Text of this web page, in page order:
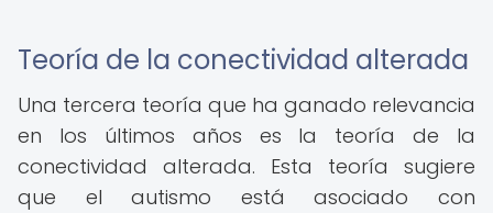
Teoría de la conectividad alterada
Una tercera teoría que ha ganado relevancia
en los últimos años es la teoría de la
conectividad alterada. Esta teoría sugiere
que el autismo está asociado con